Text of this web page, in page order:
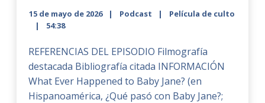
15 de mayo de 2026 Podcast
Película de culto
54:38
REFERENCIAS DEL EPISODIO Filmografía
destacada Bibliografía citada INFORMACIÓN
What Ever Happened to Baby Jane? (en
Hispanoamérica, ¿Qué pasó con Baby Jane?;